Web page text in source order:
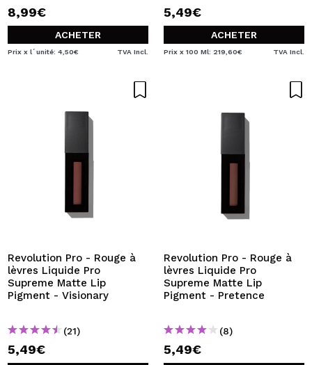
8,99€
ACHETER
Prix x l´unité: 4,50€ TVA Incl.
5,49€
ACHETER
Prix x 100 Ml: 219,60€ TVA Incl.
Revolution Pro - Rouge à
lèvres Liquide Pro
Supreme Matte Lip
Pigment - Visionary
(21)
5,49€
Revolution Pro - Rouge à
lèvres Liquide Pro
Supreme Matte Lip
Pigment - Pretence
(8)
5,49€